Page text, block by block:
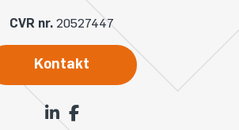
CVR nr. 20527447
Kontakt